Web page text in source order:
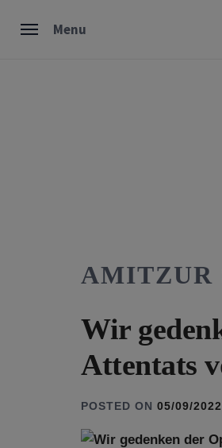
Menu
AMITZUR
Wir
Attentats
POSTED ON 05/09/2022